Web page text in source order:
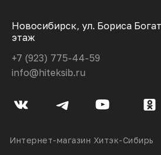
Новосибирск, ул. Бориса
этаж
+7 (923) 775-44-59
info@hiteksib.ru
Интернет-магазин Хитэк-Сибирь